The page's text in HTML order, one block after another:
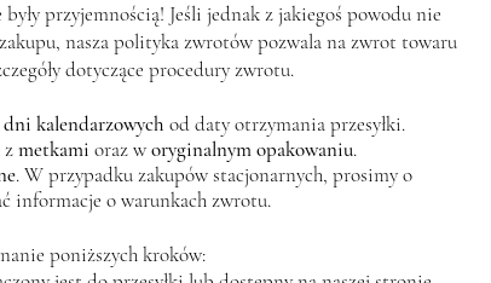
przyjemnością! Jeśli jednak z jakiegoś powodu nie
nasza polityka zwrotów pozwala na zwrot towaru
dotyczące procedury zwrotu.
dni kalendarzowych od daty otrzymania przesyłki.
zmetkami oraz woryginalnym opakowaniu.
. W przypadku zakupów stacjonarnych, prosimy o
informacje o warunkach zwrotu.
poniższych kroków: